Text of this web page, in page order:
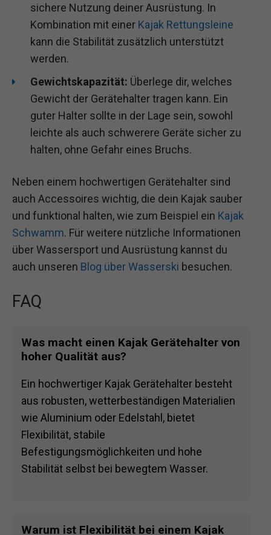
sichere Nutzung deiner Ausrüstung. In
Kombination mit einer Kajak Rettungsleine
kann die Stabilität zusätzlich unterstützt
werden.
Gewichtskapazität: Überlege dir, welches
Gewicht der Gerätehalter tragen kann. Ein
guter Halter sollte in der Lage sein, sowohl
leichte als auch schwerere Geräte sicher zu
halten, ohne Gefahr eines Bruchs.
Neben einem hochwertigen Gerätehalter sind
auch Accessoires wichtig, die dein Kajak sauber
und funktional halten, wie zum Beispiel ein Kajak
Schwamm. Für weitere nützliche Informationen
über Wassersport und Ausrüstung kannst du
auch unseren Blog über Wasserski besuchen.
FAQ
Was macht einen Kajak Gerätehalter von
hoher Qualität aus?
Ein hochwertiger Kajak Gerätehalter besteht
aus robusten, wetterbeständigen Materialien
wie Aluminium oder Edelstahl, bietet
Flexibilität, stabile
Befestigungsmöglichkeiten und hohe
Stabilität selbst bei bewegtem Wasser.
Warum ist Flexibilität bei einem Kajak